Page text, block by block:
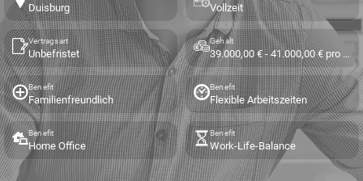
Duisburg Vollzeit
Vertragsart
Unbefristet
Gehalt
39.000,00 € - 41.000,00 € pro Jahr
Benefit
Familienfreundlich
Benefit
Flexible Arbeitszeiten
Benefit
Home Office
Benefit
Work-Life-Balance